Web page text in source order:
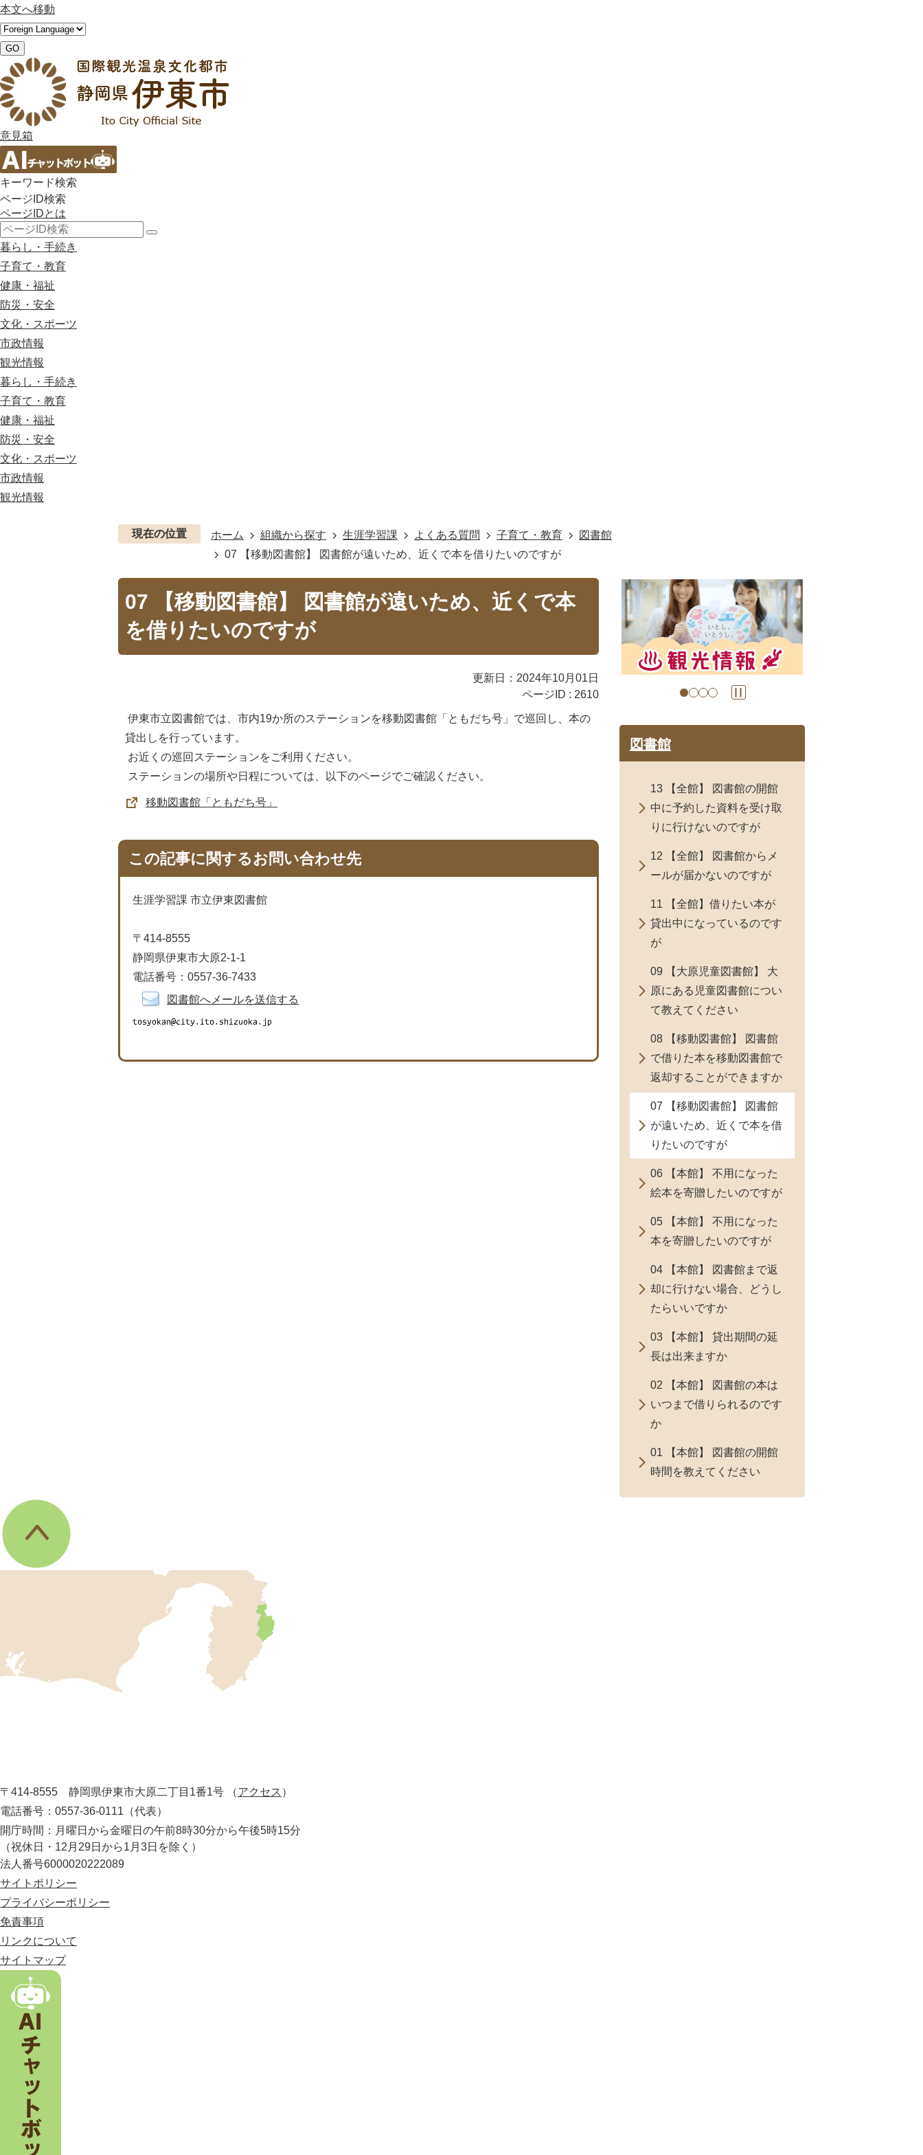
本文へ移動
GO
意見箱
キーワード検索
ページID検索
ページIDとは
暮らし・手続き
子育て・教育
健康・福祉
防災・安全
文化・スポーツ
市政情報
観光情報
暮らし・手続き
子育て・教育
健康・福祉
防災・安全
文化・スポーツ
市政情報
観光情報
現在の位置 ホーム 組織から探す 生涯学習課 よくある質問 子育て・教育
図書館
07 【移動図書館】 図書館が遠いため、近くで本を借りたいのですが
07 【移動図書館】 図書館が遠いため、近くで本
を借りたいのですが
更新日：2024年10月01日
ページID : 2610
伊東市立図書館では、市内19か所のステーションを移動図書館「ともだち号」で巡回し、本の
貸出しを行っています。
お近くの巡回ステーションをご利用ください。
ステーションの場所や日程については、以下のページでご確認ください。
移動図書館「ともだち号」
この記事に関するお問い合わせ先
生涯学習課 市立伊東図書館
〒414-8555
静岡県伊東市大原2-1-1
電話番号：0557-36-7433
図書館へメールを送信する
枚
目
の
ド
枚
目
の
ド
図書館
13 【全館】 図書館の開館
中に予約した資料を受け取
りに行けないのですが
12 【全館】 図書館からメ
ールが届かないのですが
11 【全館】借りたい本が
貸出中になっているのです
が
09 【大原児童図書館】 大
原にある児童図書館につい
て教えてください
08 【移動図書館】 図書館
で借りた本を移動図書館で
返却することができますか
07 【移動図書館】 図書館
が遠いため、近くで本を借
りたいのですが
06 【本館】 不用になった
絵本を寄贈したいのですが
05 【本館】 不用になった
本を寄贈したいのですが
04 【本館】 図書館まで返
却に行けない場合、どうし
たらいいですか
03 【本館】 貸出期間の延
長は出来ますか
02 【本館】 図書館の本は
いつまで借りられるのです
か
01 【本館】 図書館の開館
時間を教えてください
を
記
県
の
東
部
に
位
置
す
る
市
所
〒414-8555 静岡県伊東市大原二丁目1番1号 （アクセス ）
電話番号：0557-36-0111（代表）
開庁時間：月曜日から金曜日の午前8時30分から午後5時15分
（祝休日・12月29日から1月3日を除く）
法人番号6000020222089
サイトポリシー
プライバシーポリシー
免責事項
リンクについて
サイトマップ